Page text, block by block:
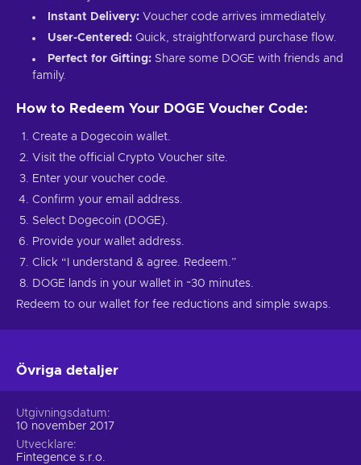
Instant Delivery: Voucher code arrives immediately.
User-Centered: Quick, straightforward purchase flow.
Perfect for Gifting: Share some DOGE with friends and
family.
How to Redeem Your DOGE Voucher Code:
Create a Dogecoin wallet.
Visit the official Crypto Voucher site.
Enter your voucher code.
Confirm your email address.
Select Dogecoin (DOGE).
Provide your wallet address.
Click “I understand & agree. Redeem.”
DOGE lands in your wallet in ~30 minutes.
Redeem to our wallet for fee reductions and simple swaps.
Övriga detaljer
Utgivningsdatum
10 november 2017
Utvecklare
Fintegence s.r.o.